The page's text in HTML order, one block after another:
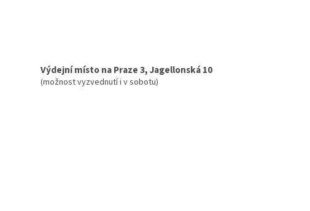
Výdejní místo na Praze 3, Jagellonská 10
(možnost vyzvednutí i v sobotu)